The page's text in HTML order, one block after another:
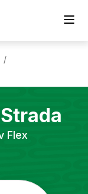
/
Strada
Flex